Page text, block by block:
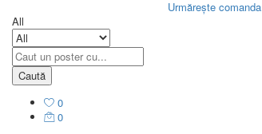
Urmărește comanda
All
Caută
0
0